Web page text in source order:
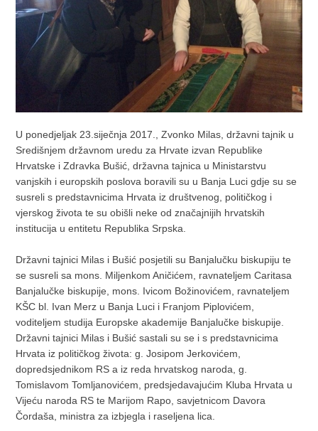
U ponedjeljak 23.siječnja 2017., Zvonko Milas, državni tajnik u
Središnjem državnom uredu za Hrvate izvan Republike
Hrvatske i Zdravka Bušić, državna tajnica u Ministarstvu
vanjskih i europskih poslova boravili su u Banja Luci gdje su se
susreli s predstavnicima Hrvata iz društvenog, političkog i
vjerskog života te su obišli neke od značajnijih hrvatskih
institucija u entitetu Republika Srpska.
Državni tajnici Milas i Bušić posjetili su Banjalučku biskupiju te
se susreli sa mons. Miljenkom Aničićem, ravnateljem Caritasa
Banjalučke biskupije, mons. Ivicom Božinovićem, ravnateljem
KŠC bl. Ivan Merz u Banja Luci i Franjom Piplovićem,
voditeljem studija Europske akademije Banjalučke biskupije.
Državni tajnici Milas i Bušić sastali su se i s predstavnicima
Hrvata iz političkog života: g. Josipom Jerkovićem,
dopredsjednikom RS a iz reda hrvatskog naroda, g.
Tomislavom Tomljanovićem, predsjedavajućim Kluba Hrvata u
Vijeću naroda RS te Marijom Rapo, savjetnicom Davora
Čordaša, ministra za izbjegla i raseljena lica.